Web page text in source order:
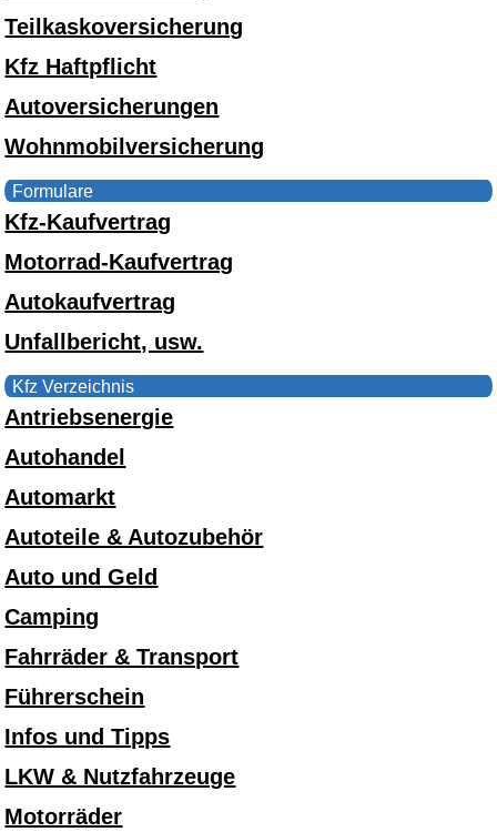
Teilkaskoversicherung
Kfz Haftpflicht
Autoversicherungen
Wohnmobilversicherung
Formulare
Kfz-Kaufvertrag
Motorrad-Kaufvertrag
Autokaufvertrag
Unfallbericht, usw.
Kfz Verzeichnis
Antriebsenergie
Autohandel
Automarkt
Autoteile & Autozubehör
Auto und Geld
Camping
Fahrräder & Transport
Führerschein
Infos und Tipps
LKW & Nutzfahrzeuge
Motorräder